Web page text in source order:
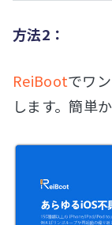
方法2：
ReiBootでワ
します。簡単